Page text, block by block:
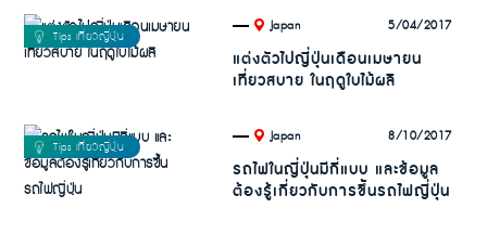
. Japan 5/04/2017
แต่งตัวไปญี่ปุ่นเดือนเมษายน
เที่ยวสบาย ในฤดูใบไม้ผลิ
. Japan 8/10/2017
รถไฟในญี่ปุ่นมีกี่แบบ และข้อมูล
ต้องรู้เกี่ยวกับการขึ้นรถไฟญี่ปุ่น